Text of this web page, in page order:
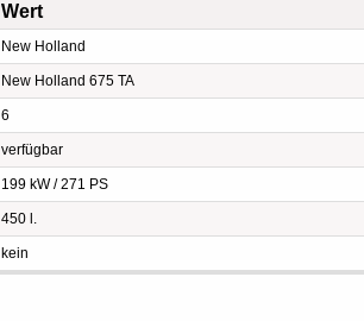
Wert
New Holland
New Holland 675 TA
6
verfügbar
199 kW / 271 PS
450 l.
kein